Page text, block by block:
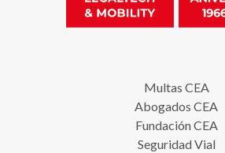
Multas CEA
Abogados CEA
Fundación CEA
Seguridad Vial